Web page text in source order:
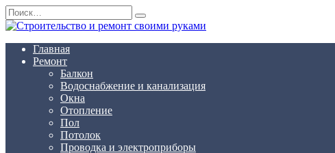
Перейти
к
содержанию
Search
for:
Главная
Ремонт
Балкон
Водоснабжение и канализация
Окна
Отопление
Пол
Потолок
Проводка и электроприборы